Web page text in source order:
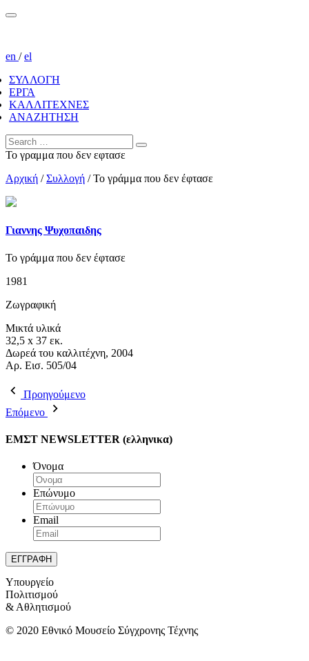
en /el
ΣΥΛΛΟΓΗ
ΕΡΓΑ
ΚΑΛΛΙΤΕΧΝΕΣ
ΑΝΑΖΗΤΗΣΗ
Το γραμμα που δεν εφτασε
Αρχική /Συλλογή /Το γράμμα που δεν έφτασε
Γιαννης Ψυχοπαιδης
Το γράμμα που δεν έφτασε
1981
Ζωγραφική
Μικτά υλικά
32,5 x 37 εκ.
Δωρεά του καλλιτέχνη, 2004
Aρ. Εισ. 505/04
Προηγούμενο
Επόμενο
ΕΜΣΤ NEWSLETTER (ελληνικα)
Όνομα
Επώνυμο
Email
Υπουργείο
Πολιτισμού
& Αθλητισμού
© 2020 Εθνικό Μουσείο Σύγχρονης Τέχνης